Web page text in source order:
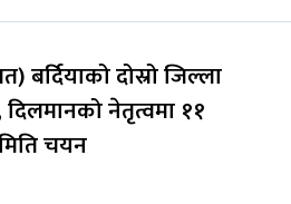
बर्दियाको दोस्रो जिल्ला
दिलमानको नेतृत्वमा ११
चयन